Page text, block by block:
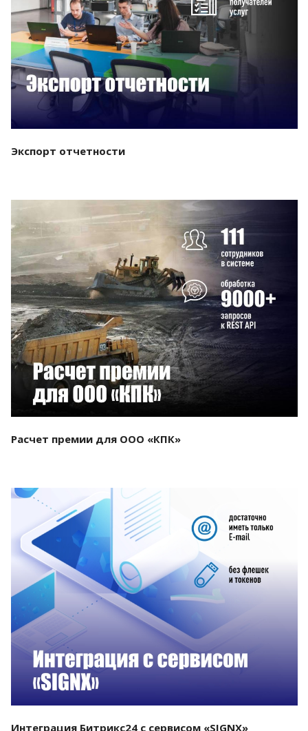
Смотреть проект
Экспорт отчетности
Смотреть проект
Расчет премии для ООО «КПК»
Смотреть проект
Интеграция Битрикс24 с сервисом «SIGNX»